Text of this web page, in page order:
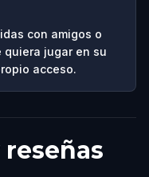
con amigos o
quiera jugar en su
acceso.